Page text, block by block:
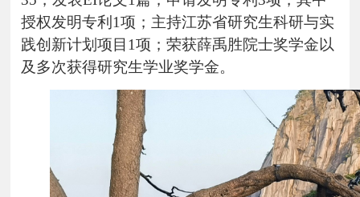
授权发明专利1项；主持江苏省研究生科研与实
践创新计划项目1项；荣获薛禹胜院士奖学金以
及多次获得研究生学业奖学金。